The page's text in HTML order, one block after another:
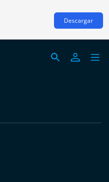
Descargar